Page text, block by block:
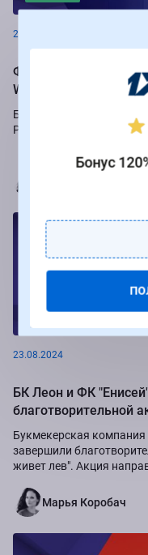
26.08.2024
Фрибеты до 250 000
Winline
Букмекер Winline
Российской Премьер-
Новости
23.08.2024
БК Леон и ФК
благотворительной
Букмекерская
завершили
живет лев". Акция
Марья Коробач
Бонус